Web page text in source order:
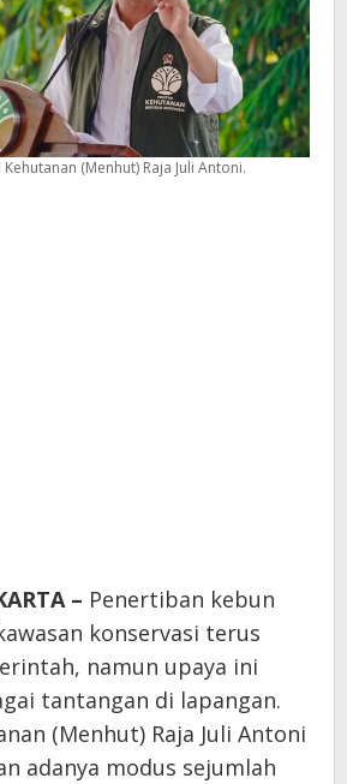
(Menhut) Raja Juli Antoni.
– Penertiban kebun
konservasi terus
namun upaya ini
tantangan di lapangan.
(Menhut) Raja Juli Antoni
adanya modus sejumlah